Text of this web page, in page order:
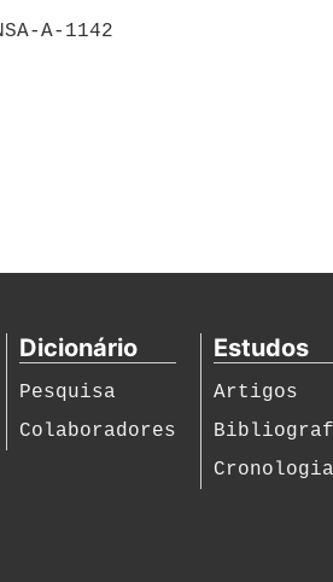
A-1142
Dicionário
Pesquisa
Colaboradores
Estudos
Artigos